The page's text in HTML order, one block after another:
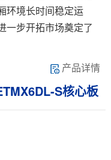
环境长时间稳定运
一步开拓市场奠定了
产品详情
DL-S核心板